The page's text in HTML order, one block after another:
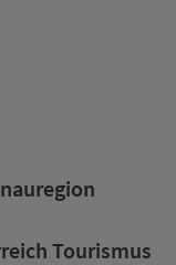
Tourismus